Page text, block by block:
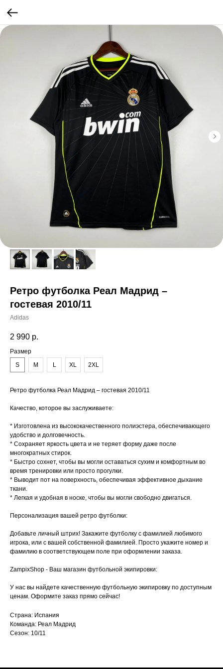
Ретро футболка Реал Мадрид –
гостевая 2010/11
Adidas
2 990 р.
Размер
S
M L XL 2XL
Ретро футболка Реал Мадрид – гостевая 2010/11
Качество, которое вы заслуживаете:
* Изготовлена из высококачественного полиэстера, обеспечивающего
удобство и долговечность.
* Сохраняет яркость цвета и не теряет форму даже после
многократных стирок.
* Быстро сохнет, чтобы вы могли оставаться сухим и комфортным во
время тренировки или просто прогулки.
* Выводит пот на поверхность, обеспечивая эффективное дыхание
ткани.
* Легкая и удобная в носке, чтобы вы могли свободно двигаться.
Персонализация вашей ретро футболки:
Добавьте личный штрих! Закажите футболку с фамилией любимого
игрока, или с вашей собственной фамилией. Просто укажите номер и
фамилию в соответствующем поле при оформлении заказа.
ZampixShop - Ваш магазин футбольной экипировки:
У нас вы найдете качественную футбольную экипировку по доступным
ценам. Оформите заказ прямо сейчас!
Страна: Испания
Команда: Реал Мадрид
Сезон: 10/11